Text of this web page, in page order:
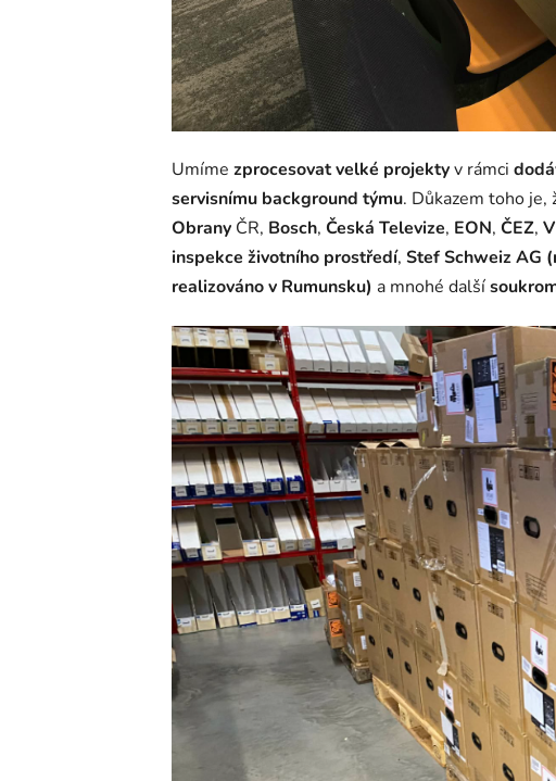
Umíme zprocesovat velké projektyv rámci
servisnímu background týmu. Důkazem toho je,
Obrany ČR, Bosch, Česká Televize, EON, ČEZ,
inspekce životního prostředí, Stef Schweiz AG
realizováno v Rumunsku) a mnohé další